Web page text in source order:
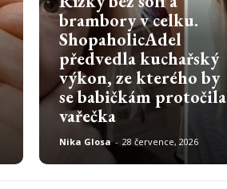
brambory v celku.
ShopaholicAdel
předvedla kuchařský
výkon, ze kterého by
se babičkám protočila
vařečka
Nika Glosa - 28 července, 2026